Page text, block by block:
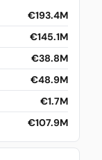
€193.4M
€145.1M
€38.8M
€48.9M
€1.7M
€107.9M